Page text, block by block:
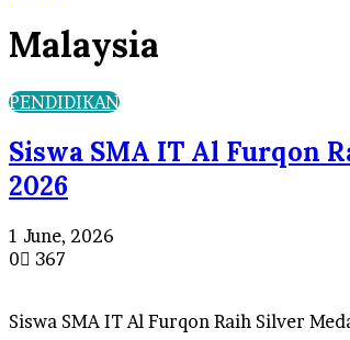
Malaysia
PENDIDIKAN
Siswa SMA IT Al Furqon
2026
1 June, 2026
0
367
Siswa SMA IT Al Furqon Raih Silver